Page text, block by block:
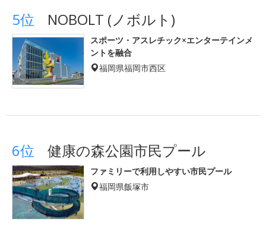
5位 NOBOLT (ノボルト)
スポーツ・アスレチック×エンターテインメ
ントを融合
福岡県福岡市西区
6位 健康の森公園市民プール
ファミリーで利用しやすい市民プール
福岡県飯塚市